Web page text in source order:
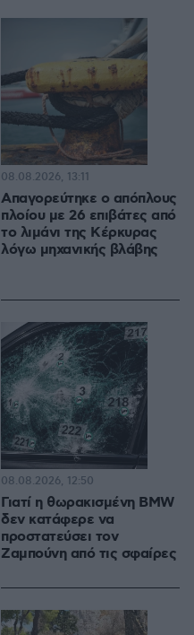
Απαγορεύτηκε ο απόπλους
πλοίου με 26 επιβάτες από
το λιμάνι της Κέρκυρας
λόγω μηχανικής βλάβης
08.08.2026, 13:11
Γιατί η θωρακισμένη BMW
δεν κατάφερε να
προστατεύσει τον
Ζαμπούνη από τις σφαίρες
08.08.2026, 12:50